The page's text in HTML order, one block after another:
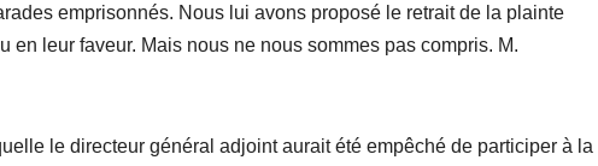
emprisonnés. Nous lui avons proposé le retrait de la plainte
leur faveur. Mais nous ne nous sommes pas compris. M.
le directeur général adjoint aurait été empêché de participer à la